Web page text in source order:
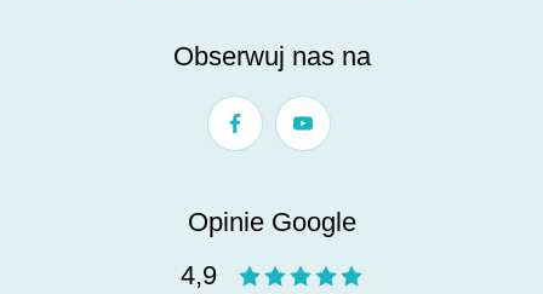
Obserwuj nas na
Opinie Google
4,9